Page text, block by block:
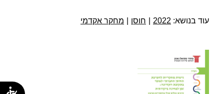
עוד בנושא: 2022 חוסן מחקר אקדמי